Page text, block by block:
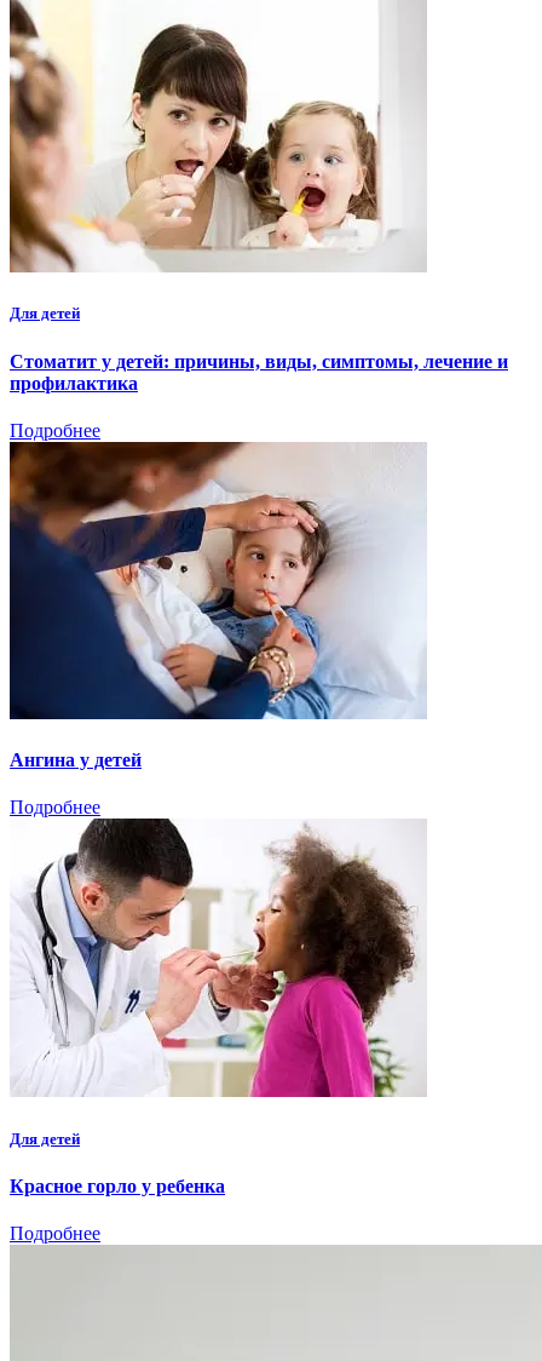
Для детей
Стоматит у детей: причины, виды, симптомы, лечение и
профилактика
Подробнее
Ангина у детей
Подробнее
Для детей
Красное горло у ребенка
Подробнее